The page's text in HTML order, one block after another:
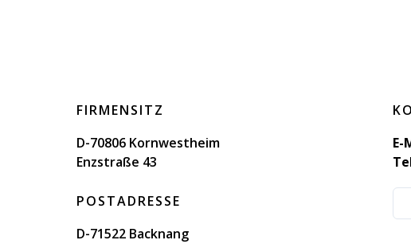
FIRMENSITZ
D-70806 Kornwestheim
Enzstraße 43
POSTADRESSE
D-71522 Backnang
E-